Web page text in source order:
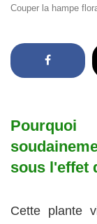
Couper la hampe
sous l'effet
Cette plante